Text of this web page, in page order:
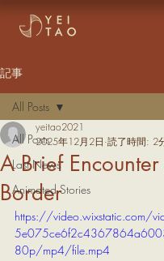
記事
All Posts
Last News
Animated Stories
All Posts
A Brief
Border
yeitao2021
2025年12月2日 読了時間: 2
https://video.wixstatic.com/
80p/mp4/file.mp4